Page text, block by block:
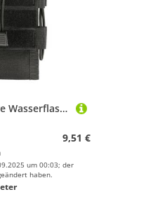
yanwuwa Tragbare Wasserflaschentasche, Wasserkocher, Aufbewahrung, Organizer, Tasche, große Kapazität, für Handy-Radio-Zubehör, wasserdichte Nylon-Flaschen-Tragetasche
9,51 €
um 00:03; der
haben.